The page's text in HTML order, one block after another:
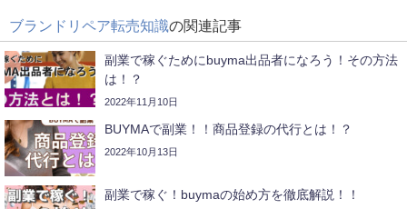
ブランドリペア転売知識の関連記事
副業で稼ぐためにbuyma出品者になろう！その方法
は！？
2022年11月10日
BUYMAで副業！！商品登録の代行とは！？
2022年10月13日
副業で稼ぐ！buymaの始め方を徹底解説！！